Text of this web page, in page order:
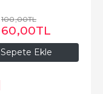
Sepete Ekle
100,00TL
60,00TL